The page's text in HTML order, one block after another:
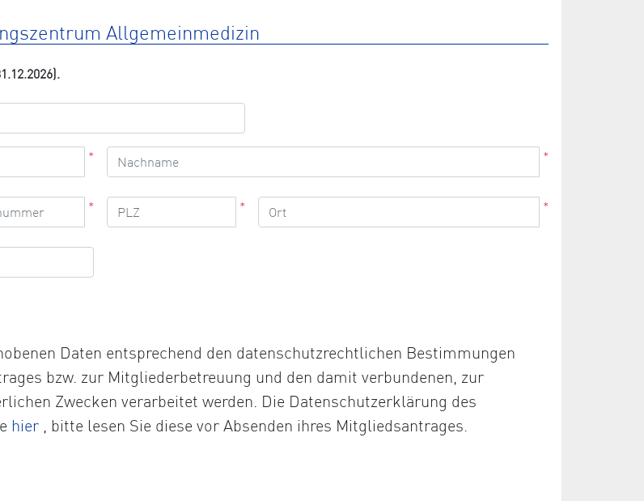
Allgemeinmedizin
* *
* * *
Daten entsprechend den datenschutzrechtlichen Bestimmungen
bzw. zur Mitgliederbetreuung und den damit verbundenen, zur
Zwecken verarbeitet werden. Die Datenschutzerklärung des
hier
Öffnet
, bitte lesen Sie diese vor Absenden ihres Mitgliedsantrages.